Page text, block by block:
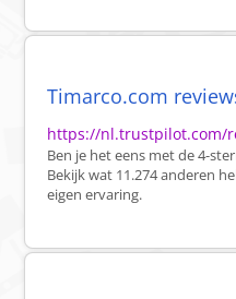
Timarco.com
https://nl.trustpilot.com/
Ben je het eens met de 4-
Bekijk wat 11.274 anderen
eigen ervaring.